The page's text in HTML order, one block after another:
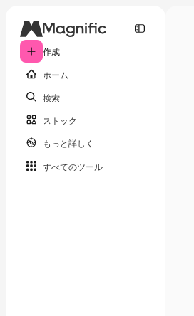
作成
ホーム
検索
ストック
もっと詳しく
すべてのツール